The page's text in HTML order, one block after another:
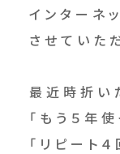
インターネ
させていた
最近時折い
「もう５年使
「リピート４